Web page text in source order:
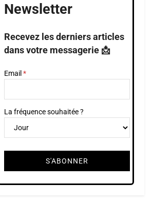
Newsletter
Recevez les derniers articles
dans votre messagerie 📩
Email
La fréquence souhaitée ?